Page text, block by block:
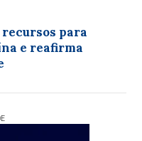
para
e reafirma